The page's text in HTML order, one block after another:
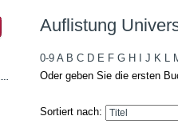
Auflistung
0-9 A B C D E F G H J K L
Oder geben Sie die ersten
Sortiert nach: